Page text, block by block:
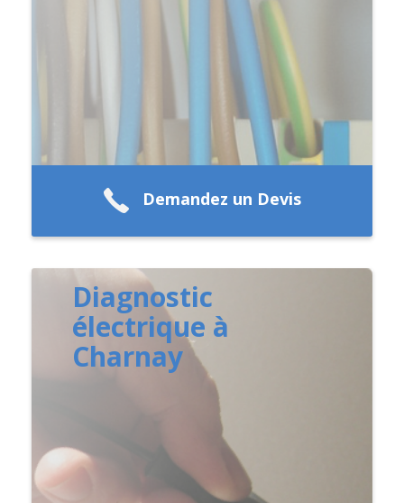
Demandez un Devis
Diagnostic
électrique à
Charnay